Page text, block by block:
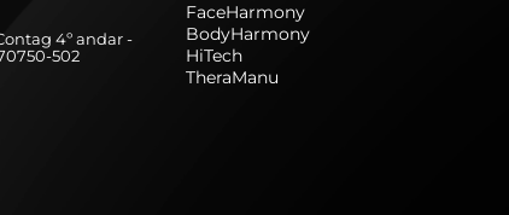
4º andar -
502
FaceHarmony
BodyHarmony
HiTech
TheraManu